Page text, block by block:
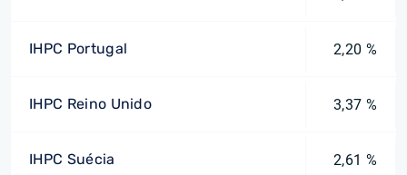
IHPC Portugal 2,20 %
IHPC Reino Unido 3,37 %
IHPC Suécia 2,61 %